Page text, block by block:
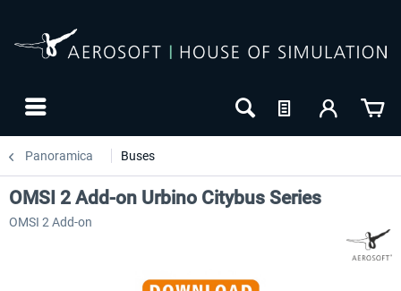
Panoramica Buses
OMSI 2 Add-on Urbino Citybus Series
OMSI 2 Add-on